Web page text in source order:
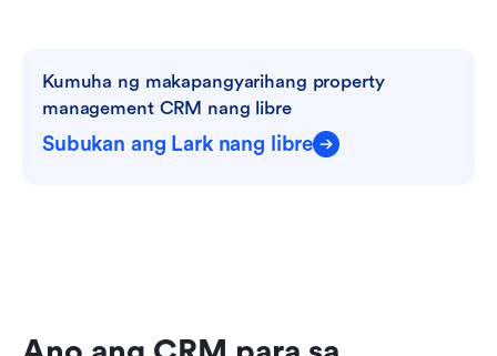
Kumuha ng makapangyarihang property
management CRM nang libre
Subukan ang Lark nang libre